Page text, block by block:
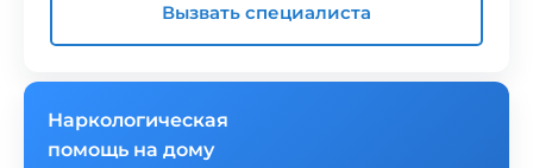
Вызвать специалиста
Наркологическая
помощь на дому